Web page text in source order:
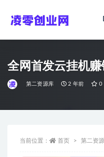
全网首发云挂机赚
第二资源库 2 年前 0
当前位置： 首页 第二资